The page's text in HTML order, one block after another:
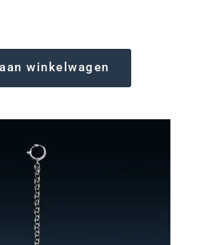
winkelwagen